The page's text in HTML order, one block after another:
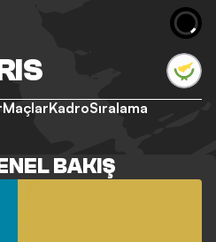
MaçlarKadroSıralama
BAKIŞ